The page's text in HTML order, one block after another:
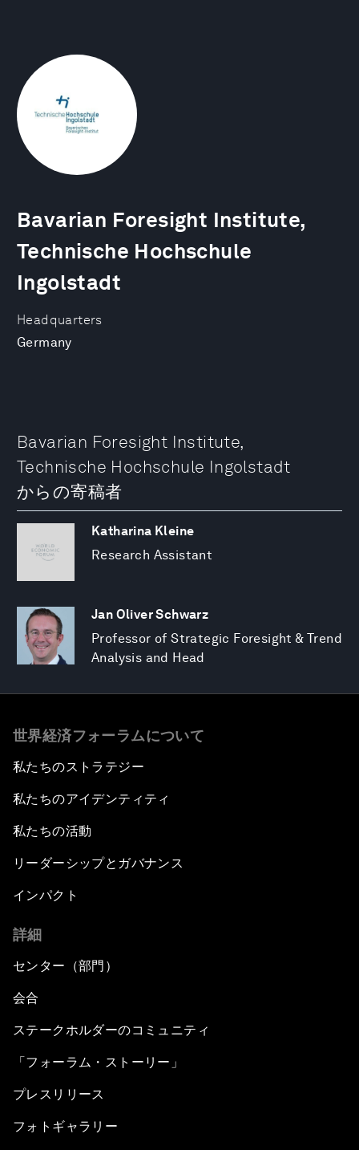
Headquarters
Germany
Bavarian Foresight Institute,
Technische Hochschule
Ingolstadt
Bavarian Foresight Institute,
Technische Hochschule Ingolstadt
からの寄稿者
Katharina Kleine
Research Assistant
Jan Oliver Schwarz
Professor of Strategic Foresight & Trend
Analysis and Head
世界経済フォーラムについて
私たちのストラテジー
私たちのアイデンティティ
私たちの活動
リーダーシップとガバナンス
インパクト
詳細
センター（部門）
会合
ステークホルダーのコミュニティ
「フォーラム・ストーリー」
プレスリリース
フォトギャラリー